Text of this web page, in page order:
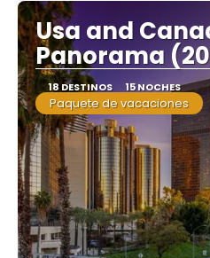
Usa and
Panorama
18 DESTINOS 15 NOCHES
Paquete de vacaciones